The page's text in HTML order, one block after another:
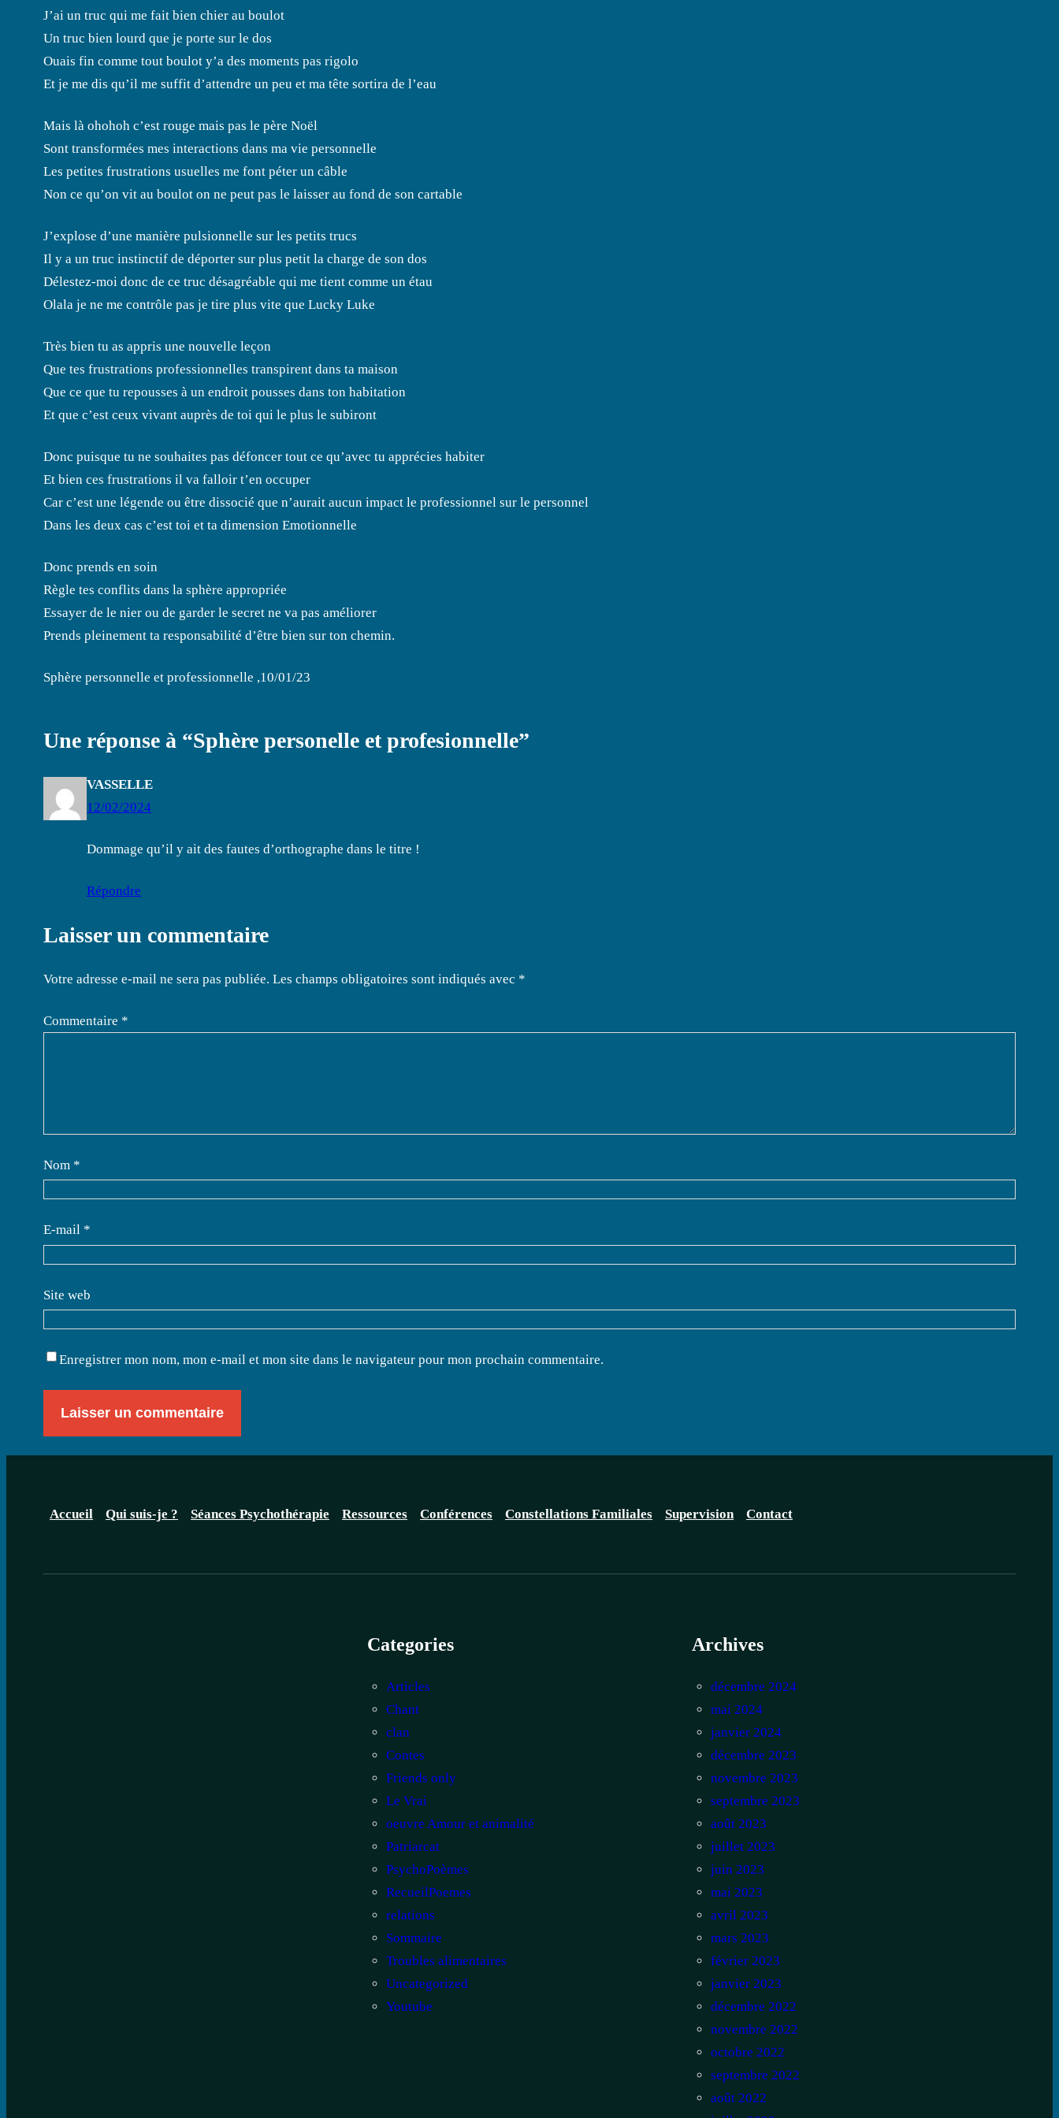
J’ai un truc qui me fait bien chier au boulot
Un truc bien lourd que je porte sur le dos
Ouais fin comme tout boulot y’a des moments pas rigolo
Et je me dis qu’il me suffit d’attendre un peu et ma tête sortira de l’eau
Mais là ohohoh c’est rouge mais pas le père Noël
Sont transformées mes interactions dans ma vie personnelle
Les petites frustrations usuelles me font péter un câble
Non ce qu’on vit au boulot on ne peut pas le laisser au fond de son cartable
J’explose d’une manière pulsionnelle sur les petits trucs
Il y a un truc instinctif de déporter sur plus petit la charge de son dos
Délestez-moi donc de ce truc désagréable qui me tient comme un étau
Olala je ne me contrôle pas je tire plus vite que Lucky Luke
Très bien tu as appris une nouvelle leçon
Que tes frustrations professionnelles transpirent dans ta maison
Que ce que tu repousses à un endroit pousses dans ton habitation
Et que c’est ceux vivant auprès de toi qui le plus le subiront
Donc puisque tu ne souhaites pas défoncer tout ce qu’avec tu apprécies habiter
Et bien ces frustrations il va falloir t’en occuper
Car c’est une légende ou être dissocié que n’aurait aucun impact le professionnel sur le personnel
Dans les deux cas c’est toi et ta dimension Emotionnelle
Donc prends en soin
Règle tes conflits dans la sphère appropriée
Essayer de le nier ou de garder le secret ne va pas améliorer
Prends pleinement ta responsabilité d’être bien sur ton chemin.
Sphère personnelle et professionnelle ,10/01/23
Une réponse à “Sphère personelle et profesionnelle”
VASSELLE
12/02/2024
Dommage qu’il y ait des fautes d’orthographe dans le titre !
Répondre
Laisser un commentaire
Votre adresse e-mail ne sera pas publiée. Les champs obligatoires sont indiqués avec *
Commentaire *
Nom *
E-mail *
Site web
Enregistrer mon nom, mon e-mail et mon site dans le navigateur pour mon prochain commentaire.
Accueil Qui suis-je ? Séances Psychothérapie Ressources Conférences Constellations Familiales Supervision Contact
Categories
Articles
Chant
clan
Contes
Friends only
Le Vrai
oeuvre Amour et animalité
Patriarcat
PsychoPoèmes
RecueilPoemes
relations
Sommaire
Troubles alimentaires
Uncategorized
Youtube
Archives
décembre 2024
mai 2024
janvier 2024
décembre 2023
novembre 2023
septembre 2023
août 2023
juillet 2023
juin 2023
mai 2023
avril 2023
mars 2023
février 2023
janvier 2023
décembre 2022
novembre 2022
octobre 2022
septembre 2022
août 2022